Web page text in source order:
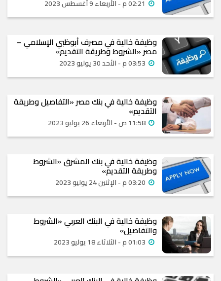
وظيفة خالية في مصرف أبوظبي الإسلامي –
مصر «الشروط وطريقة التقديم»
وظيفة خالية في بنك مصر «التفاصيل وطريقة
التقديم»
وظيفة خالية في بنك المشرق «الشروط
وطريقة التقديم»
وظيفة خالية في البنك العربي «الشروط
والتفاصيل»